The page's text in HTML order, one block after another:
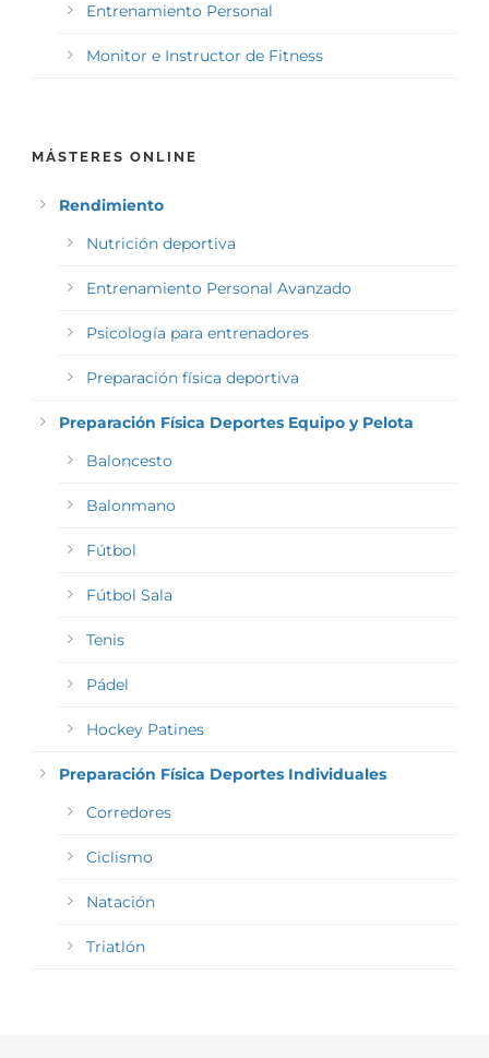
Entrenamiento Personal
Monitor e Instructor de Fitness
MÁSTERES ONLINE
Rendimiento
Nutrición deportiva
Entrenamiento Personal Avanzado
Psicología para entrenadores
Preparación física deportiva
Preparación Física Deportes Equipo y Pelota
Baloncesto
Balonmano
Fútbol
Fútbol Sala
Tenis
Pádel
Hockey Patines
Preparación Física Deportes Individuales
Corredores
Ciclismo
Natación
Triatlón